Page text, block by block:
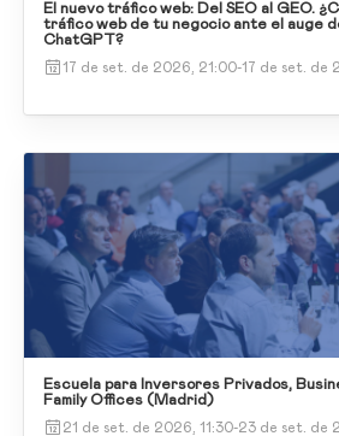
El nuevo tráfico web: Del SEO al GEO.
tráfico web de tu negocio ante el auge
ChatGPT?
17 de set. de 2026, 21:00-17 de set. de
Escuela para Inversores Privados,
Family Offices (Madrid)
21 de set. de 2026, 11:30-23 de set. de